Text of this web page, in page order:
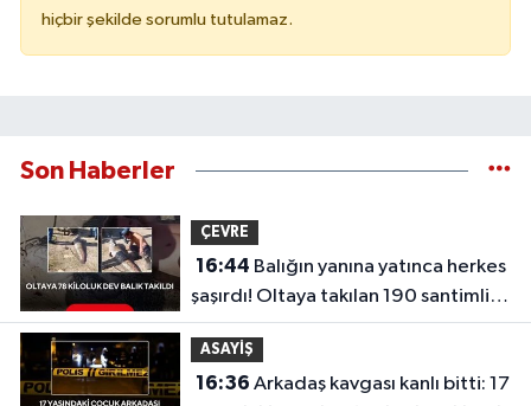
hiçbir şekilde sorumlu tutulamaz.
Son Haberler
ÇEVRE
16:44
şaşırdı! Oltaya takılan 190 santimlik
dev yayın balığı
ASAYİŞ
16:36